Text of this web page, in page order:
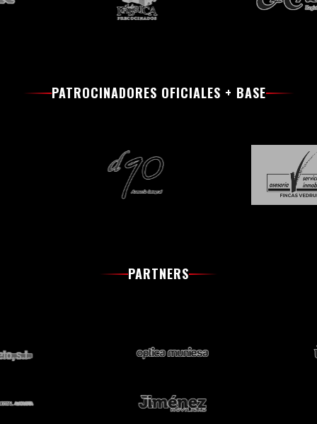
PATROCINADORES OFICIALES + BASE
PARTNERS